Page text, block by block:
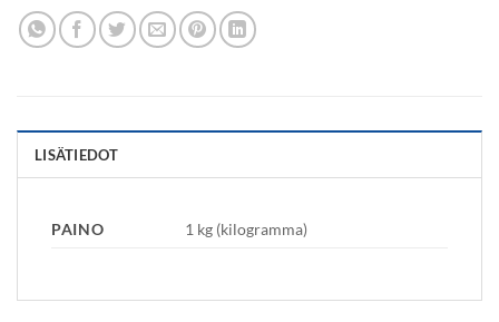
LISÄTIEDOT
PAINO 1 kg (kilogramma)